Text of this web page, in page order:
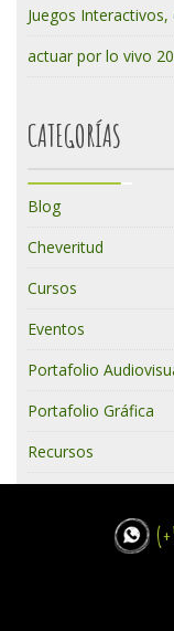
Juegos
actuar por lo vivo
CATEGORÍAS
Blog
Cheveritud
Cursos
Eventos
Portafolio
Portafolio Gráfica
Recursos